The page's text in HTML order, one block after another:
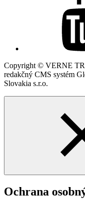
Copyright © VERNE
redakčný CMS systém
Slovakia s.r.o.
Ochrana